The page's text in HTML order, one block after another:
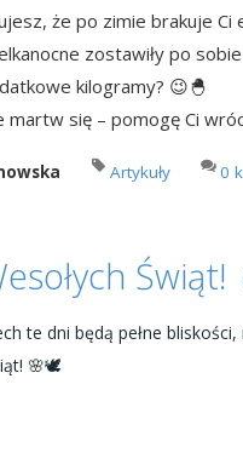
że po zimie brakuje Ci
zostawiły po
kilogramy? 😉🐣
martw się – pomogę Ci
Artykuły 0
te dni będą pełne
🌸🕊️